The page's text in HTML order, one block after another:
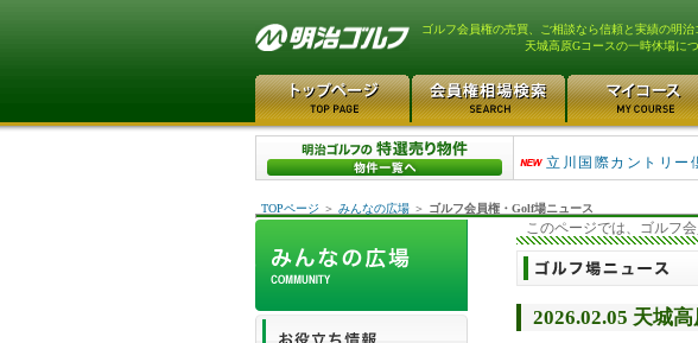
ゴルフ会員権の売買、ご相談なら信頼と実績の明治
天城高原Gコースの一時休場に
キングフィールズ
立川国際カントリー
TOPページ ＞ みんなの広場 ＞ ゴルフ会員権・Golf場ニュース
このページでは、ゴルフ
2026.02.05 天城